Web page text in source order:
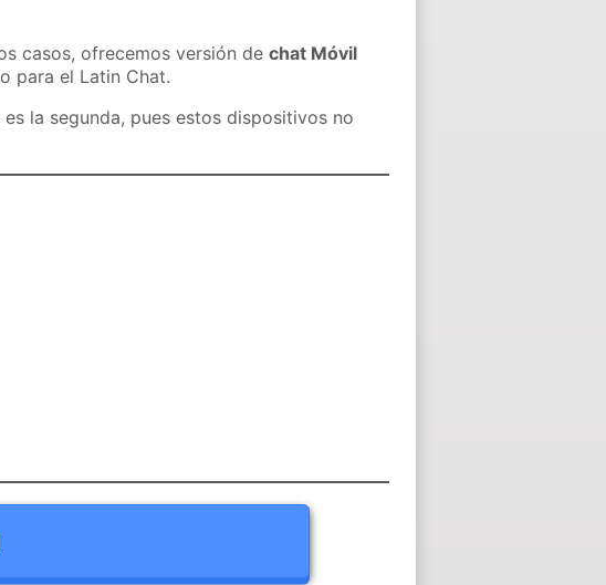
casos, ofrecemos versión dechat Móvil
para el Latin Chat.
la segunda, pues estos dispositivos no